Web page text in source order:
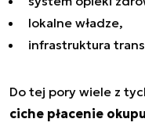
lokalne władze,
infrastruktura
Do tej pory wiele z
ciche płacenie okupu